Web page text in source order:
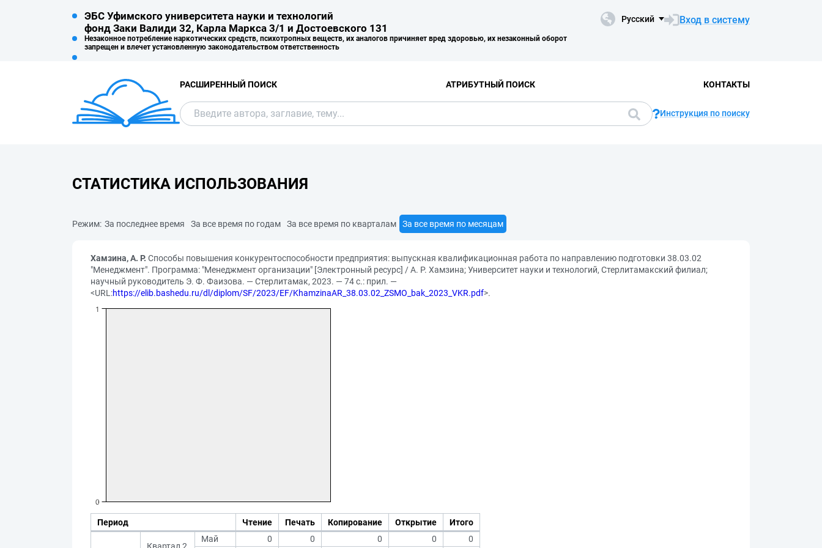
ЭБС Уфимского университета науки и технологий
фонд Заки Валиди 32, Карла Маркса 3/1 и Достоевского 131
Незаконное потребление наркотических средств, психотропных веществ, их аналогов причиняет вред здоровью, их незаконный оборот
запрещен и влечет установленную законодательством ответственность
Русский Вход в систему
РАСШИРЕННЫЙ ПОИСК АТРИБУТНЫЙ ПОИСК КОНТАКТЫ
Инструкция по поиску
СТАТИСТИКА ИСПОЛЬЗОВАНИЯ
Режим: За последнее время За все время по годам За все время по кварталам За все время по месяцам
Хамзина, А. Р. Способы повышения конкурентоспособности предприятия: выпускная квалификационная работа по направлению подготовки 38.03.02
"Менеджмент". Программа: "Менеджмент организации" [Электронный ресурс] / А. Р. Хамзина; Университет науки и технологий, Стерлитамакский филиал;
научный руководитель Э. Ф. Фаизова. — Стерлитамак, 2023. — 74 с.: прил. —
<URL:https://elib.bashedu.ru/dl/diplom/SF/2023/EF/KhamzinaAR_38.03.02_ZSMO_bak_2023_VKR.pdf>.
Период Чтение Печать Копирование Открытие Итого
Май 0 0 0 0 0